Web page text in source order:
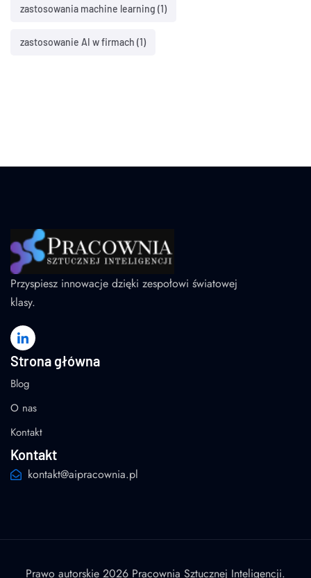
zastosowania machine learning (1)
zastosowanie AI w firmach (1)
Przyspiesz innowacje dzięki zespołowi światowej
klasy.
Strona główna
Blog
O nas
Kontakt
Kontakt
kontakt@aipracownia.pl
Prawo autorskie 2026 Pracownia Sztucznej Inteligencji.